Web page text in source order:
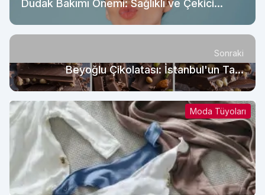
Dudak Bakımı Önemi: Sağlıklı ve Çekici
Dudaklar İçin İpuçları
Sonraki
Beyoğlu Çikolatası: İstanbul'un Tatlı
Kaçamağı
Moda Tüyoları